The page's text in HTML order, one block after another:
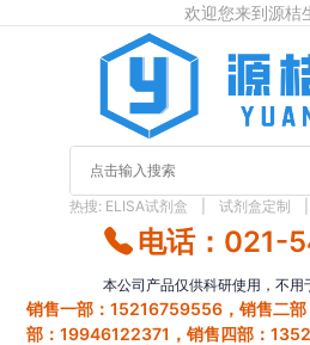
欢迎您来到源桔
热搜: ELISA试剂盒 试剂盒定制
电话：021-
本公司产品仅供科研使用，不用
销售一部：15216759556，销售二
部：19946122371，销售四部：